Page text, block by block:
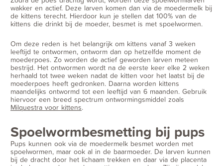
wakker en actief. Deze larven komen dan via de moedermelk bij
de kittens terecht. Hierdoor kun je stellen dat 100% van de
kittens die drinkt bij de moeder, besmet is met spoelwormen.
Om deze reden is het belangrijk om kittens vanaf 3 weken
leeftijd te ontwormen, ontworm dan op hetzelfde moment de
moederpoes. Zo worden de actief geworden larven meteen
bestrijd. Het ontwormen wordt na de eerste keer elke 2 weken
herhaald tot twee weken nadat de kitten voor het laatst bij de
moederpoes heeft gedronken. Daarna worden kittens
maandelijks ontwormd tot een leeftijd van 6 maanden. Gebruik
hiervoor een breed spectrum ontwormingsmiddel zoals
Milquestra voor kittens.
Spoelwormbesmetting bij pups
Pups kunnen ook via de moedermelk besmet worden met
spoelwormen, maar ook al in de baarmoeder. De larven kunnen
bij de dracht door het lichaam trekken en daar via de placenta